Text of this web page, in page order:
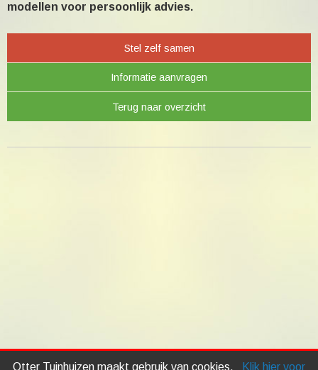
modellen voor persoonlijk advies.
Stel zelf samen
Informatie aanvragen
Terug naar overzicht
Otter Tuinhuizen maakt gebruik van cookies. Klik hier voor